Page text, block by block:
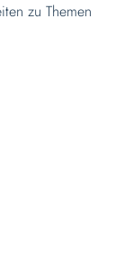
zu Themen